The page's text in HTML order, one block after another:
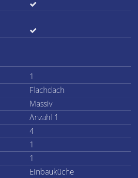
1
Flachdach
Massiv
Anzahl 1
4
1
1
Einbauküche